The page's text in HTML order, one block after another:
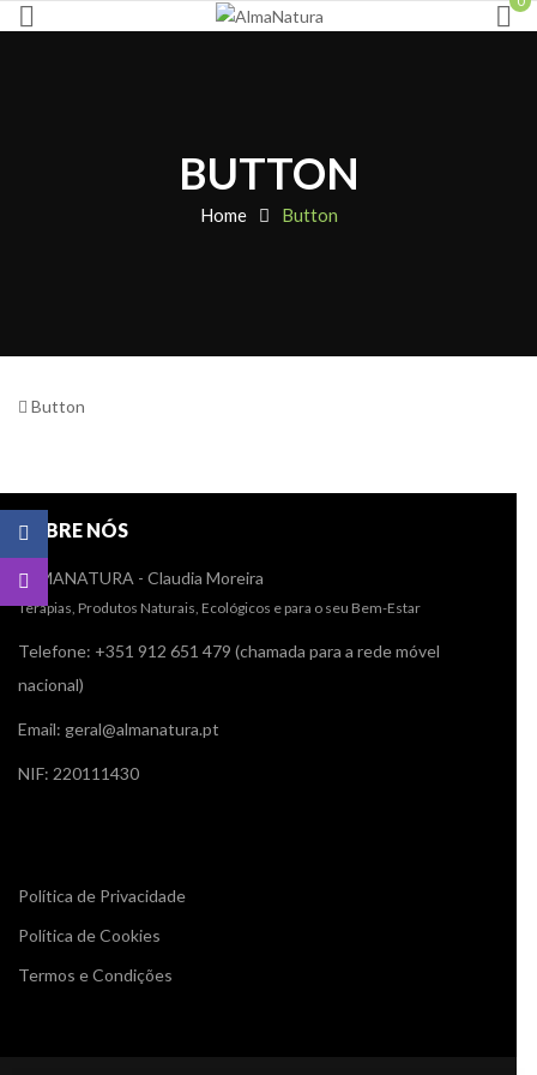
BUTTON
Home Button
Button
SOBRE NÓS
ALMANATURA - Claudia Moreira
Terapias, Produtos Naturais, Ecológicos e para o seu Bem-Estar
Telefone: +351 912 651 479 (chamada para a rede móvel
nacional)
Email: geral@almanatura.pt
NIF: 220111430
Política de Privacidade
Política de Cookies
Termos e Condições